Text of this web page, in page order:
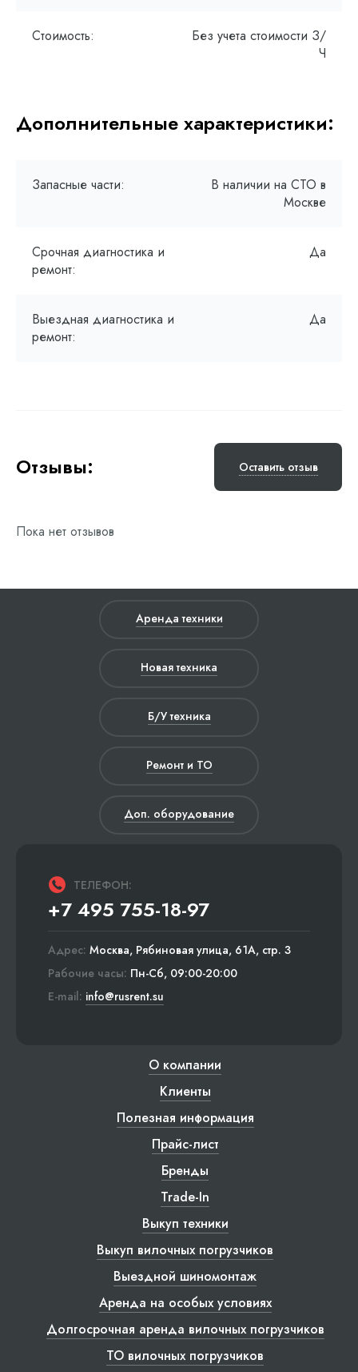
Стоимость:
Без учета стоимости З/
Ч
Дополнительные характеристики:
Запасные части:
В наличии на СТО в
Москве
Срочная диагностика и
ремонт:
Да
Выездная диагностика и
ремонт:
Да
Отзывы: Оставить отзыв
Пока нет отзывов
Аренда техники
Новая техника
Б/У техника
Ремонт и ТО
Доп. оборудование
ТЕЛЕФОН:
+7 495 755-18-97
Адрес: Москва, Рябиновая улица, 61А, стр. 3
Рабочие часы: Пн-Сб, 09:00-20:00
E-mail: info@rusrent.su
О компании
Клиенты
Полезная информация
Прайс-лист
Бренды
Trade-In
Выкуп техники
Выкуп вилочных погрузчиков
Выездной шиномонтаж
Аренда на особых условиях
Долгосрочная аренда вилочных погрузчиков
ТО вилочных погрузчиков